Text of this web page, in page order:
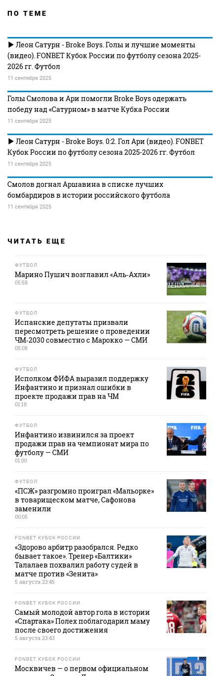
ПО ТЕМЕ
Леон Сатурн - Broke Boys. Голы и лучшие моменты
(видео). FONBET Кубок России по футболу сезона 2025-
2026 гг. Футбол
11 сентября 2025
Голы Смолова и Ари помогли Broke Boys одержать
победу над «Сатурном» в матче Кубка России
11 сентября 2025
Леон Сатурн - Broke Boys. 0:2. Гол Ари (видео). FONBET
Кубок России по футболу сезона 2025-2026 гг. Футбол
11 сентября 2025
Смолов догнал Аршавина в списке лучших
бомбардиров в истории российского футбола
11 сентября 2025
ЧИТАТЬ ЕЩЕ
ФУТБОЛ
Марино Пушич возглавил «Аль‑Ахли»
05:58
ФУТБОЛ
Испанские депутаты призвали
пересмотреть решение о проведении
ЧМ‑2030 совместно с Марокко — СМИ
05:08
ФУТБОЛ
Исполком ФИФА выразил поддержку
Инфантино и признал ошибки в
проекте продажи прав на ЧМ
01:18
ФУТБОЛ
Инфантино извинился за проект
продажи прав на чемпионат мира по
футболу — СМИ
01:00
ФУТБОЛ
«ПСЖ» разгромно проиграл «Мальорке»
в товарищеском матче, Сафонова
заменили
00:05
FONBET КУБОК РОССИИ
«Здорово арбитр разобрался. Редко
бывает такое». Тренер «Балтики»
Талалаев похвалил работу судей в
матче против «Зенита»
5 августа 23:45
FONBET КУБОК РОССИИ
Самый молодой автор гола в истории
«Спартака» Полех поблагодарил маму
после своего достижения
5 августа 23:43
FONBET КУБОК РОССИИ
Москвичев — о первом официальном